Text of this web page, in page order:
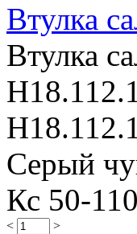
Втулка
Втулка
Серый
Кс 50-
< >